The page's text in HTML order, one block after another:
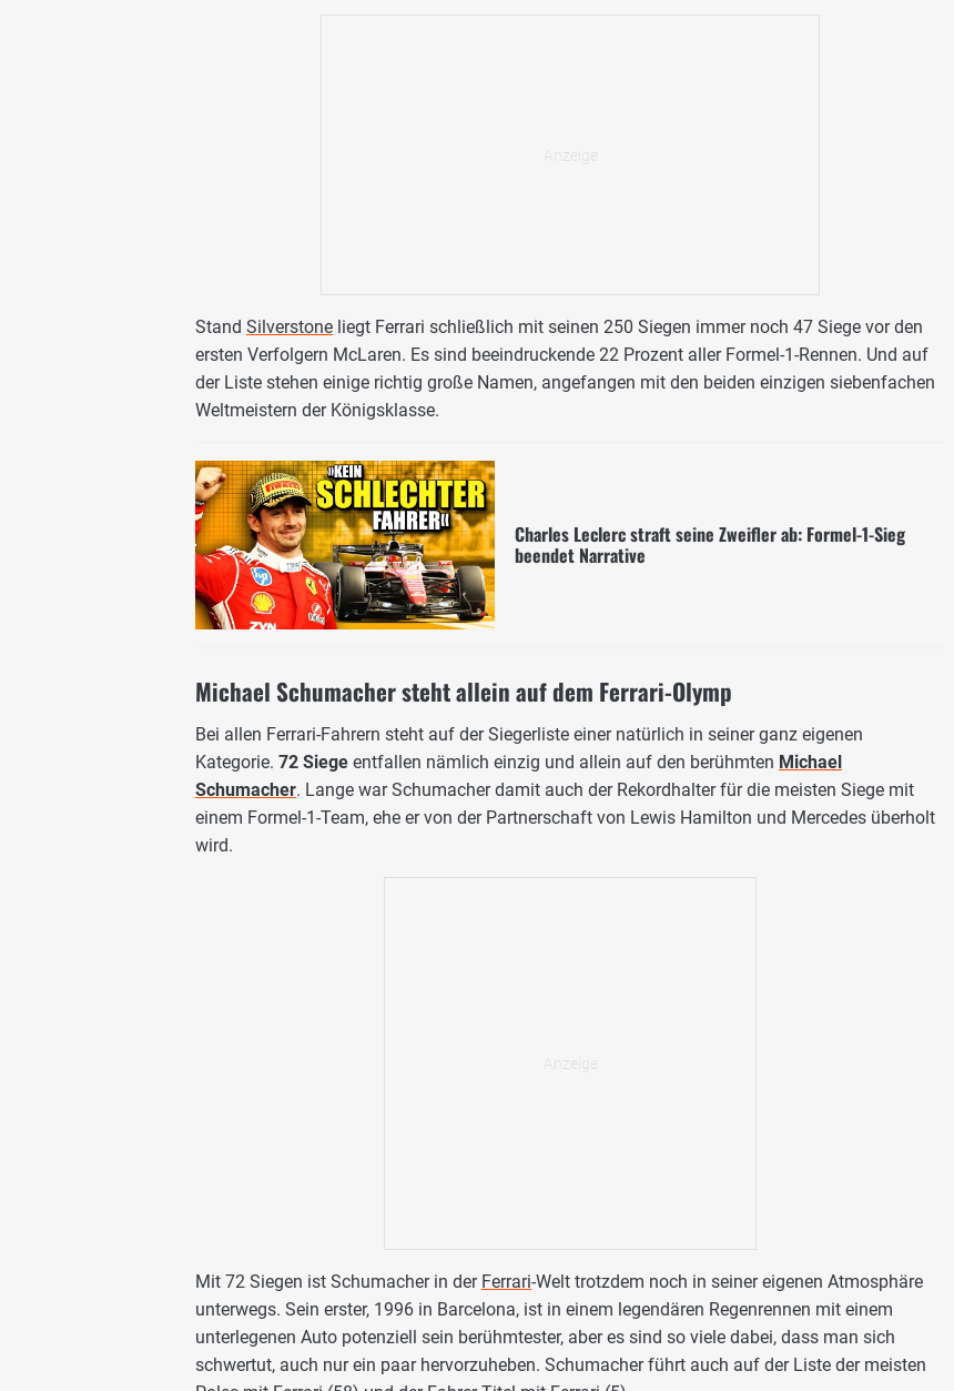
Stand Silverstone liegt Ferrari schließlich mit seinen 250 Siegen immer noch 47 Siege vor den
ersten Verfolgern McLaren. Es sind beeindruckende 22 Prozent aller Formel-1-Rennen. Und auf
der Liste stehen einige richtig große Namen, angefangen mit den beiden einzigen siebenfachen
Weltmeistern der Königsklasse.
Charles Leclerc straft seine Zweifler ab: Formel-1-Sieg
beendet Narrative
Michael Schumacher steht allein auf dem Ferrari-Olymp
Bei allen Ferrari-Fahrern steht auf der Siegerliste einer natürlich in seiner ganz eigenen
Kategorie. 72 Siege entfallen nämlich einzig und allein auf den berühmten Michael
Schumacher. Lange war Schumacher damit auch der Rekordhalter für die meisten Siege mit
einem Formel-1-Team, ehe er von der Partnerschaft von Lewis Hamilton und Mercedes überholt
wird.
Mit 72 Siegen ist Schumacher in der Ferrari-Welt trotzdem noch in seiner eigenen Atmosphäre
unterwegs. Sein erster, 1996 in Barcelona, ist in einem legendären Regenrennen mit einem
unterlegenen Auto potenziell sein berühmtester, aber es sind so viele dabei, dass man sich
schwertut, auch nur ein paar hervorzuheben. Schumacher führt auch auf der Liste der meisten